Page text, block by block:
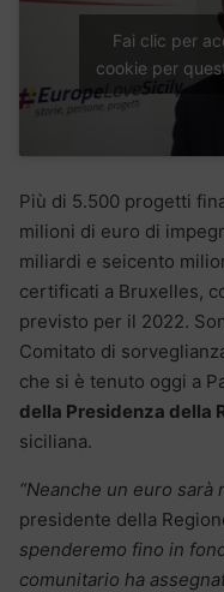
Fai clic per
cookie per
Più di 5.500 progetti
milioni di euro di
miliardi e seicento
certificati a Bruxelles,
previsto per il 2022.
Comitato di
che si è tenuto oggi a
della Presidenza della
siciliana.
“Neanche un euro
presidente della
spenderemo fino in
comunitario ha